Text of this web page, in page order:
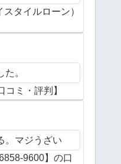
タイルローン）
。
ミ・評判】
。マジうざい
9600】の口